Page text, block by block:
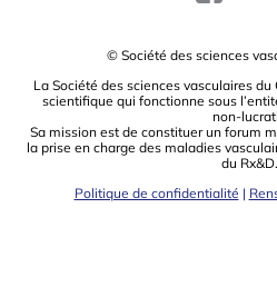
© Société des sciences
La Société des sciences vasculaires du
scientiﬁque qui fonctionne sous
non-
Sa mission est de constituer un forum
la prise en charge des maladies
du Rx&D.
Politique de confidentialité |